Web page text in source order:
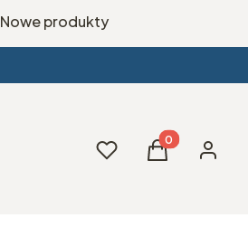
UlubioneProdukty w
Koszyk
Nowe produkty